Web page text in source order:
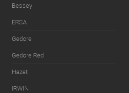
Bessey
ERSA
Gedore
Gedore Red
Hazet
IRWIN